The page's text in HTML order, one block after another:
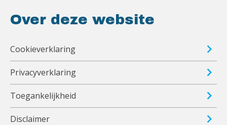
Over deze website
Cookieverklaring
Privacyverklaring
Toegankelijkheid
Disclaimer